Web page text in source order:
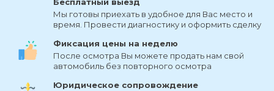
Мы готовы приехать в удобное для Вас место и
время. Провести диагностику и оформить сделку
Фиксация цены на неделю
После осмотра Вы можете продать нам свой
автомобиль без повторного осмотра
Юридическое сопровождение